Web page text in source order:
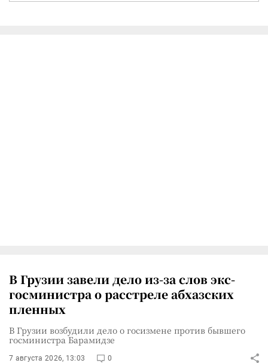
В Грузии завели дело из-за слов экс-
госминистра о расстреле абхазских
пленных
В Грузии возбудили дело о госизмене против бывшего
госминистра Барамидзе
7 августа 2026, 13:03 0